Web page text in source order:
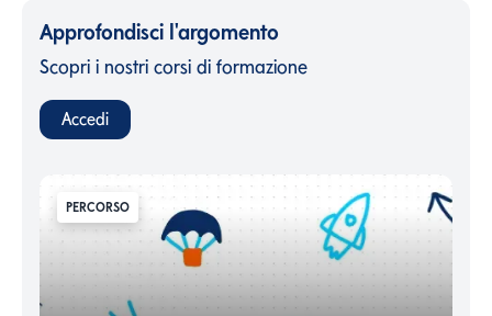
Approfondisci l'argomento
Scopri i nostri corsi di formazione
Accedi
PERCORSO